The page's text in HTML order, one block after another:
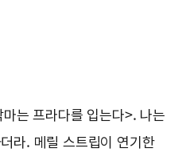
는 프라다를 입는다>. 나는
라. 메릴 스트립이 연기한